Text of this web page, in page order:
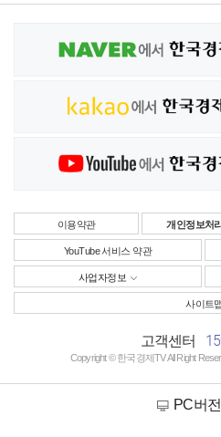
YouTube 서비스 약관
사이트맵